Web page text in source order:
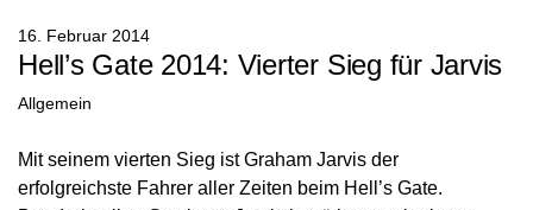
y
n
a
e
e
x
16. Februar 2014
Hell’s Gate 2014: Vierter Sieg für Jarvis
Allgemein
Mit seinem vierten Sieg ist Graham Jarvis der
erfolgreichste Fahrer aller Zeiten beim Hell’s Gate.